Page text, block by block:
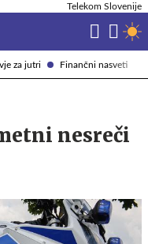
za jutri Finančni nasveti
Telekom Slovenije
nesreči